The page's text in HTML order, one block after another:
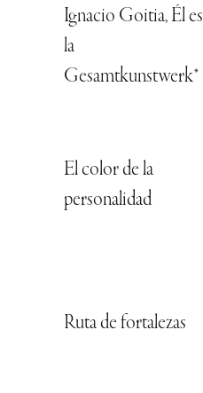
Ignacio Goitia, Él es
la
Gesamtkunstwerk*
El color de la
personalidad
Ruta de fortalezas